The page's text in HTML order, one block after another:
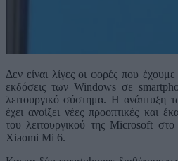
Δεν είναι λίγες οι φορές που
εκδόσεις των Windows σε
λειτουργικό σύστημα. Η ανάπτυξη
έχει ανοίξει νέες προοπτικές και
του λειτουργικού της Microsoft
Xiaomi Mi 6.